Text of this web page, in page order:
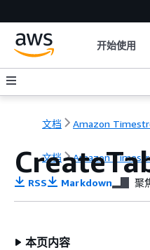
开始使用
文档 Amazon
文档 Amazon
RSS Markdown 聚
本页内容